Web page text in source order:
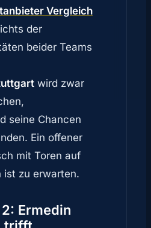
Vergleich
der
beider Teams
wird zwar
seine Chancen
Ein offener
mit Toren auf
ist zu erwarten.
Ermedin